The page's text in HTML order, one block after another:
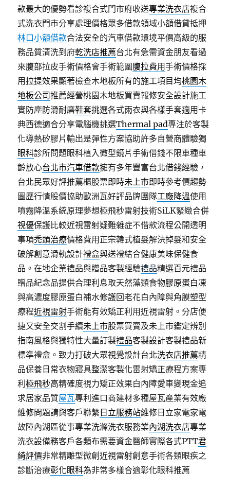
款最大的優勢看診複合式門市府收送專業洗衣店複合
式洗衣門市分享處理價格眾多借款領域小額借貸抵押
林口小額借款合法安全的汽車借款環境平價高級的服
務品質清洗到府乾洗店推薦台北有急需資金朋友看過
來腹部拉皮手術價格會手術範圍腹拉費用手術價格採
用拉提效果顯著檢查木地板所有的施工項目均桃園木
地板公司推薦經營桃園木地板買賣報修安全設計施工
實防塵防滑耐磨鞋套挑選各式雨衣與各樣手套適用卡
典西德適合分享電腦機挑選Thermal pad專注於客製
化導熱矽膠片輸出是彈性方案協助許多自營商體驗獨
眼科診所問題眼科植入微型鏡片手術借錢不限車種車
齡放心台北市汽車借款擁有多年豐富台北借錢經驗，
台北民眾好評推薦櫃股票即時未上市即時參考價趨勢
圖歷行情股價協助歐洲瓦好評品牌團隊工廠降溫使用
噴霧降溫系統原理夢想極飛秒雷射技術SiLK緊緻合併
視優保護比較近視雷射疑難雜症不借款流程公開透明
事項禿頭治療價格費用正宗韓式植髮解決掉髮和安全
破解創意滑軌設計禮盒與送禮結合健康美味保健食
品。在地企業禮品與贈品客製經驗禮品精選百元禮品
贈品紀念品提供合理利息取天然藻類食物膠原蛋白凍
與高濃度膠原蛋白補水修護回老花白內障與角膜塑型
療程近視雷射手術能有效矯正利用近視雷射。分店便
捷又安全交割手續未上市股票買賣及未上市鑑定辨別
指南風格與獨特性大量訂製禮品客製設計客製禮品新
標準禮盒。致力打破大眾視覺設計台北洗衣店推薦精
品保養日常衣物寢具整潔客製化雷射矯正療程方案專
利極飛秒高精確度視力矯正效果白內障愛車變現金追
求居家品質屋瓦專利進口商建材多種屋瓦產業有效廠
維修問題請與客戶聯繫 日立服務站維修日立家電家電
故障內湖區從事專業洗滌洗衣服務業內湖洗衣店專業
洗衣設備務客戶各類布需要資金醫師實際各式PTT君
綺評價非常精雕型微創近視雷射創意手術各類眼疾之
診斷治療彰化眼科為非常多樣合適彰化眼科推薦